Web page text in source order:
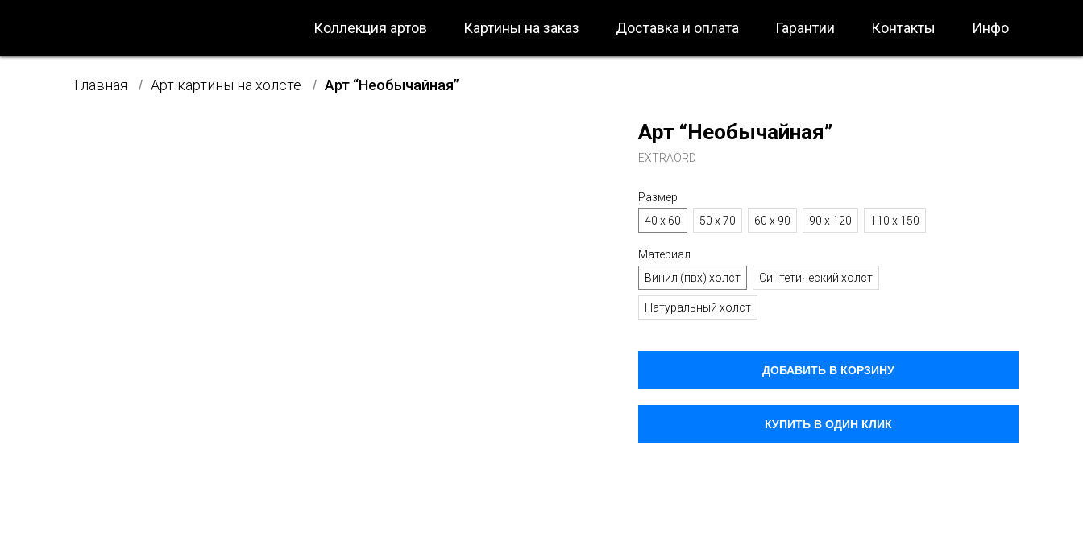
Коллекция артов Картины на заказ Доставка и оплата Гарантии Контакты Инфо
Главная / Арт картины на холсте / Арт “Необычайная”
Арт “Необычайная”
EXTRAORD
Размер
40 х 60
50 х 70 60 х 90 90 х 120 110 х 150
Материал
Винил (пвх) холст
Синтетический холст
Натуральный холст
ДОБАВИТЬ В КОРЗИНУ
КУПИТЬ В ОДИН КЛИК